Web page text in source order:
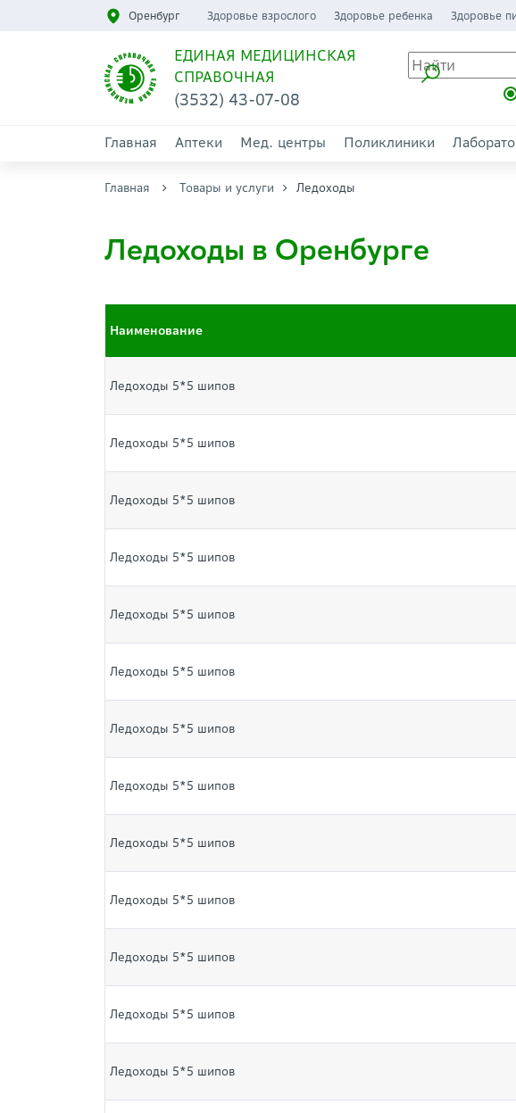
Оренбург Здоровье взрослого Здоровье ребенка Здоровье
ЕДИНАЯ МЕДИЦИНСКАЯ
СПРАВОЧНАЯ
(3532) 43-07-08
Главная Аптеки Мед. центры Поликлиники
Главная Товары и услуги Ледоходы
Ледоходы в Оренбурге
Наименование
Ледоходы 5*5 шипов
Ледоходы 5*5 шипов
Ледоходы 5*5 шипов
Ледоходы 5*5 шипов
Ледоходы 5*5 шипов
Ледоходы 5*5 шипов
Ледоходы 5*5 шипов
Ледоходы 5*5 шипов
Ледоходы 5*5 шипов
Ледоходы 5*5 шипов
Ледоходы 5*5 шипов
Ледоходы 5*5 шипов
Ледоходы 5*5 шипов